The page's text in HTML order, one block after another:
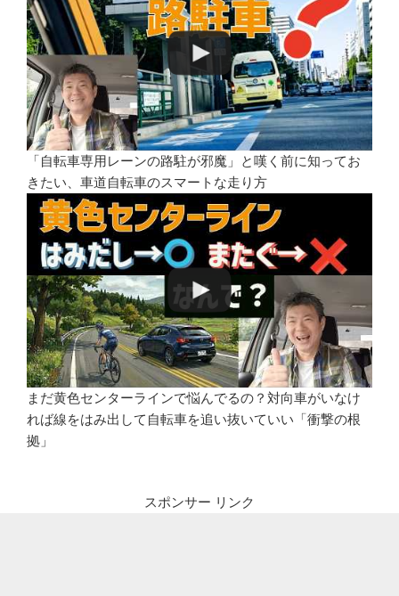
「自転車専用レーンの路駐が邪魔」と嘆く前に知ってお
きたい、車道自転車のスマートな走り方
まだ黄色センターラインで悩んでるの？対向車がいなけ
れば線をはみ出して自転車を追い抜いていい「衝撃の根
拠」
スポンサー リンク